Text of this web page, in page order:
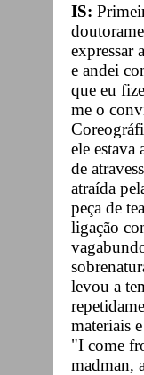
IS:
expressar
e andei
que eu
me o
ele estava
de
atraída
peça de
ligação
levou a
materiais
"I come
madman,